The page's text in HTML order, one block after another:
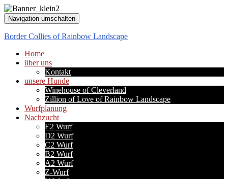
Navigation umschalten
Border Collies of Rainbow Landscape
Home
über uns
Kontakt
unsere Hunde
Winehouse of Cleverland
Zillion of Love of Rainbow Landscape
Wurfplanung
Nachzucht
E2 Wurf
D2 Wurf
C2 Wurf
B2 Wurf
A2 Wurf
Z-Wurf